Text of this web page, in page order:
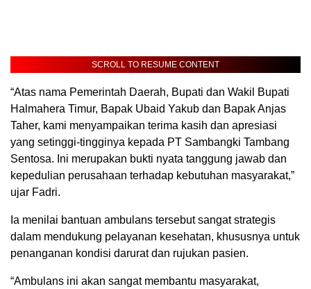
SCROLL TO RESUME CONTENT
“Atas nama Pemerintah Daerah, Bupati dan Wakil Bupati
Halmahera Timur, Bapak Ubaid Yakub dan Bapak Anjas
Taher, kami menyampaikan terima kasih dan apresiasi
yang setinggi-tingginya kepada PT Sambangki Tambang
Sentosa. Ini merupakan bukti nyata tanggung jawab dan
kepedulian perusahaan terhadap kebutuhan masyarakat,”
ujar Fadri.
Ia menilai bantuan ambulans tersebut sangat strategis
dalam mendukung pelayanan kesehatan, khususnya untuk
penanganan kondisi darurat dan rujukan pasien.
“Ambulans ini akan sangat membantu masyarakat,